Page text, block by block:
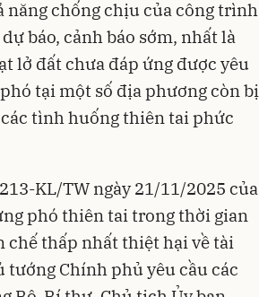
chống chịu của công trình
báo, cảnh báo sớm, nhất là
lở đất chưa đáp ứng được yêu
tại một số địa phương còn bị
tình huống thiên tai phức
KL/TW ngày 21/11/2025 của
phó thiên tai trong thời gian
chế thấp nhất thiệt hại về tài
tướng Chính phủ yêu cầu các